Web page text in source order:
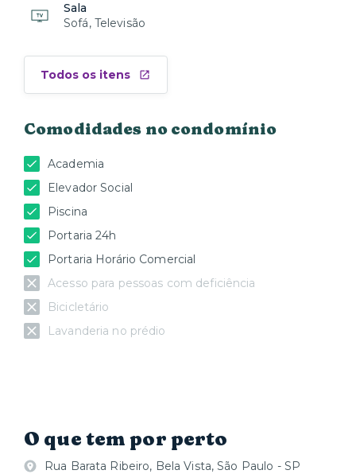
Sala
Sofá, Televisão
Todos os itens
Comodidades no condomínio
Academia
Elevador Social
Piscina
Portaria 24h
Portaria Horário Comercial
Acesso para pessoas com deficiência
Bicicletário
Lavanderia no prédio
O que tem por perto
Rua Barata Ribeiro, Bela Vista, São Paulo - SP